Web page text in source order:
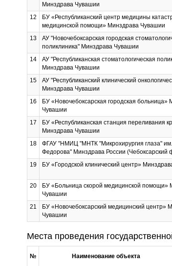
Минздрава Чувашии
12
БУ «Республиканский центр медицины
медицинской помощи» Минздрава Чувашии
13
АУ "Новочебоксарская городская
поликлиника" Минздрава Чувашии
14
АУ "Республиканская стоматологическая
Минздрава Чувашии
15
АУ "Республиканский клинический
Минздрава Чувашии
16
БУ «Новочебоксарская городская больница»
Чувашии
17
БУ «Республиканская станция переливания
Минздрава Чувашии
18
ФГАУ "НМИЦ "МНТК "Микрохирургия глаза"
Федорова" Минздрава России (Чебоксарский
19
БУ «Городской клинический центр»
20
БУ «Больница скорой медицинской помощи»
Чувашии
21
БУ «Новочебоксарский медицинский центр»
Чувашии
Места проведения
№ Наименование объекта